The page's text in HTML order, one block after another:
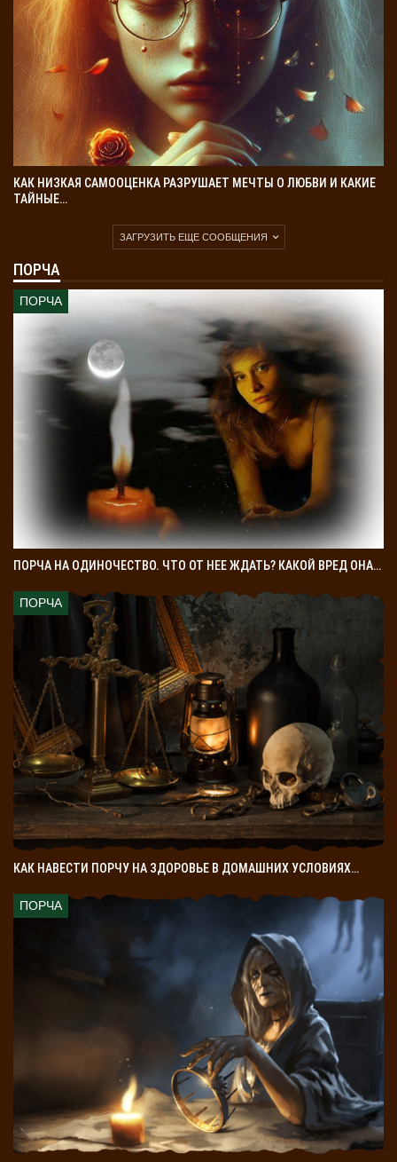
КАК НИЗКАЯ САМООЦЕНКА РАЗРУШАЕТ МЕЧТЫ О ЛЮБВИ И КАКИЕ
ТАЙНЫЕ…
ЗАГРУЗИТЬ ЕЩЕ СООБЩЕНИЯ
ПОРЧА
ПОРЧА
ПОРЧА НА ОДИНОЧЕСТВО. ЧТО ОТ НЕЕ ЖДАТЬ? КАКОЙ ВРЕД ОНА…
ПОРЧА
КАК НАВЕСТИ ПОРЧУ НА ЗДОРОВЬЕ В ДОМАШНИХ УСЛОВИЯХ…
ПОРЧА